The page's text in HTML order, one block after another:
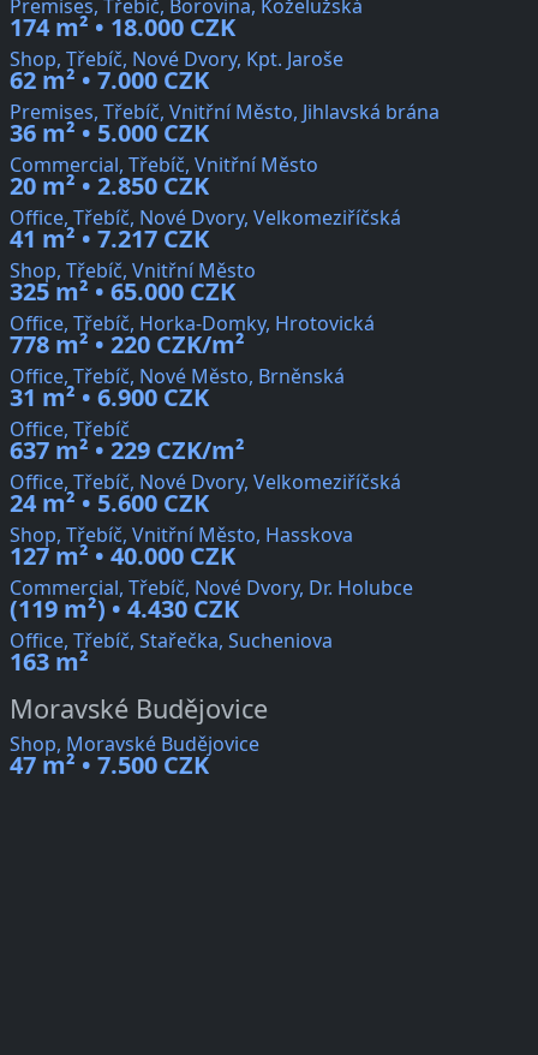
Premises, Třebíč, Borovina, Koželužská
174 m² • 18.000 CZK
Shop, Třebíč, Nové Dvory, Kpt. Jaroše
62 m² • 7.000 CZK
Premises, Třebíč, Vnitřní Město, Jihlavská brána
36 m² • 5.000 CZK
Commercial, Třebíč, Vnitřní Město
20 m² • 2.850 CZK
Office, Třebíč, Nové Dvory, Velkomeziříčská
41 m² • 7.217 CZK
Shop, Třebíč, Vnitřní Město
325 m² • 65.000 CZK
Office, Třebíč, Horka-Domky, Hrotovická
778 m² • 220 CZK/m²
Office, Třebíč, Nové Město, Brněnská
31 m² • 6.900 CZK
Office, Třebíč
637 m² • 229 CZK/m²
Office, Třebíč, Nové Dvory, Velkomeziříčská
24 m² • 5.600 CZK
Shop, Třebíč, Vnitřní Město, Hasskova
127 m² • 40.000 CZK
Commercial, Třebíč, Nové Dvory, Dr. Holubce
(119 m²) • 4.430 CZK
Office, Třebíč, Stařečka, Sucheniova
163 m²
Moravské Budějovice
Shop, Moravské Budějovice
47 m² • 7.500 CZK